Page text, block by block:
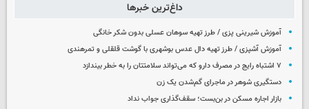
داغ‌ترین خبرها
آموزش شیرینی پزی / طرز تهیه سوهان عسلی بدون شکر خانگی
آموزش آشپزی / طرز تهیه دال عدس بوشهری با گوشت قلقلی و تمرهندی
۷ اشتباه رایج در مصرف دارو که می‌تواند سلامتتان را به خطر بیندازد
دستگیری شوهر در ماجرای گم‌شدن یک زن
بازار اجاره مسکن در بن‌بست؛ سقف‌گذاری جواب نداد